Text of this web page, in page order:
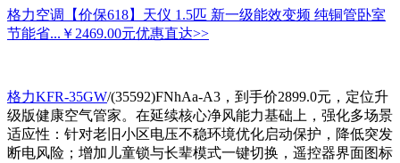
格力空调【价保618】天仪 1.5匹 新一级能效变频 纯铜管卧室
节能省... ￥2469.00元优惠直达>>
格力KFR-35GW/(35592)FNhAa-A3，到手价2899.0元，定位升
级版健康空气管家。在延续核心净风能力基础上，强化多场景
适应性：针对老旧小区电压不稳环境优化启动保护，降低突发
断电风险；增加儿童锁与长辈模式一键切换，遥控器界面图标